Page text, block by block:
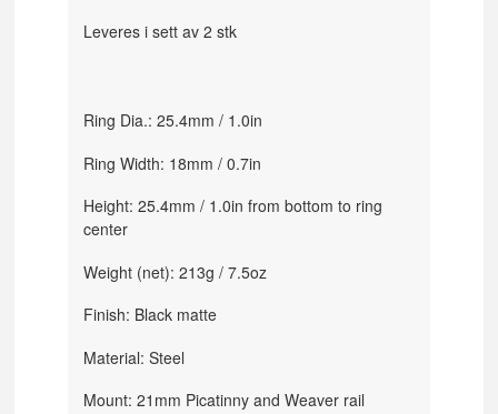
Leveres i sett av 2 stk
Ring Dia.: 25.4mm / 1.0in
Ring Width: 18mm / 0.7in
Height: 25.4mm / 1.0in from bottom to ring
center
Weight (net): 213g / 7.5oz
Finish: Black matte
Material: Steel
Mount: 21mm Picatinny and Weaver rail